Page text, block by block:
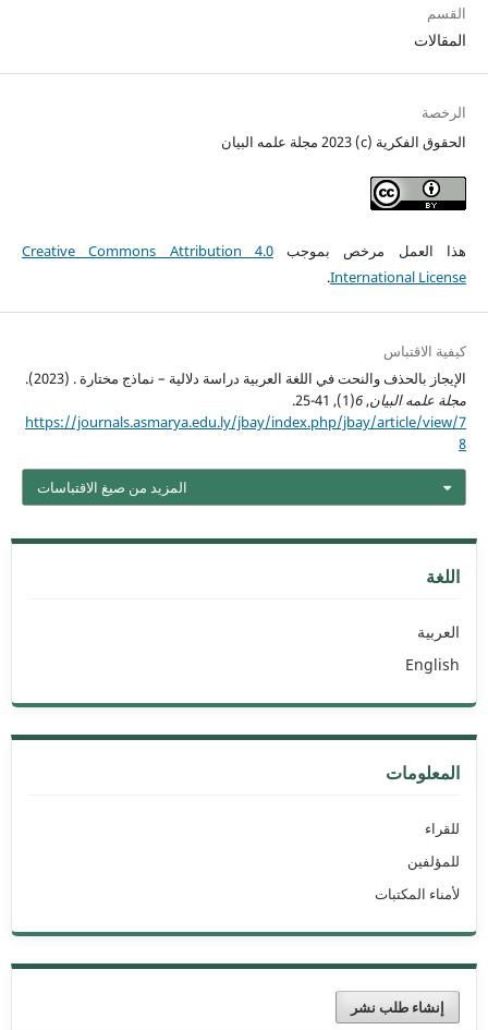
القسم
المقالات
الرخصة
الحقوق الفكرية (c) 2023 مجلة علمه البيان
هذا العمل مرخص بموجبCreative Commons Attribution 4.0
International License
.
كيفية الاقتباس
الإيجاز بالحذف والنحت في اللغة العربية دراسة دلالية – نماذج مختارة . (2023).
مجلة علمه البيان,
6
(1), 41-25.
https://journals.asmarya.edu.ly/jbay/index.php/jbay/article/view/7
8
المزيد من صيغ الاقتباسات
اللغة
العربية
English
المعلومات
للقراء
للمؤلفين
لأمناء المكتبات
إنشاء طلب نشر